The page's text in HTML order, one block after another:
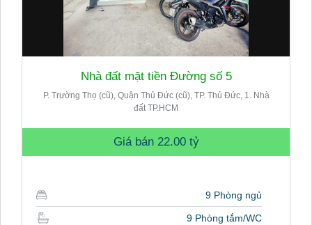
Nhà đất mặt tiền Đường số 5
P. Trường Thọ (cũ), Quận Thủ Đức (cũ), TP. Thủ Đức, 1. Nhà
đất TP.HCM
Giá bán 22.00 tỷ
9 Phòng ngủ
9 Phòng tắm/WC